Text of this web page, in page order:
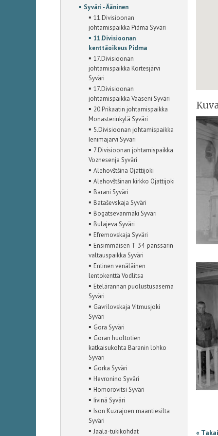
▪ Syväri - Ääninen
▪ 11.Divisioonan
johtamispaikka Pidma Syväri
▪ 11.Divisioonan
kenttäoikeus Pidma
▪ 17.Divisioonan
johtamispaikka Kortesjärvi
Syväri
▪ 17.Divisioonan
johtamispaikka Vaaseni Syväri
▪ 20.Prikaatin johtamispaikka
Monasterinkylä Syväri
▪ 5.Divisioonan johtamispaikka
Ienimäjärvi Syväri
▪ 7.Divisioonan johtamispaikka
Voznesenja Syväri
▪ Alehovštšina Ojattijoki
▪ Alehovštšinan kirkko Ojattijoki
▪ Barani Syväri
▪ Bataševskaja Syväri
▪ Bogatsevanmäki Syväri
▪ Bulajeva Syväri
▪ Efremovskaja Syväri
▪ Ensimmäisen T-34-panssarin
valtauspaikka Syväri
▪ Entinen venäläinen
lentokenttä Vodlitsa
▪ Etelärannan puolustusasema
Syväri
▪ Gavrilovskaja Vitmusjoki
Syväri
▪ Gora Syväri
▪ Goran huoltotien
katkaisukohta Baranin lohko
Syväri
▪ Gorka Syväri
▪ Hevronino Syväri
▪ Homorovitsi Syväri
▪ Iivinä Syväri
▪ Ison Kuzrajoen maantiesilta
Syväri
▪ Jaala-tukikohdat «